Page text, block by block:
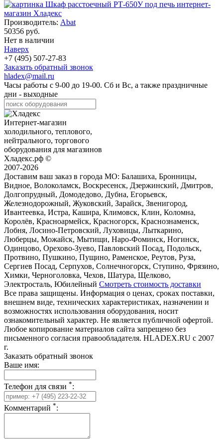
Производитель: Abat
50356 руб.
Нет в наличии
Наверх
+7 (495) 507-27-83
Заказать обратный звонок
hladex@mail.ru
Часы работы с 9-00 до 19-00. Сб и Вс, а также праздничные
дни - выходные
Интернет-магазин
холодильного, теплового,
нейтрального, торгового
оборудования для магазинов
Хладекс.рф ©
2007-2026
Доставим ваш заказ в города МО: Балашиха, Бронницы,
Видное, Волоколамск, Воскресенск, Дзержинский, Дмитров,
Долгопрудный, Домодедово, Дубна, Егорьевск,
Железнодорожный, Жуковский, Зарайск, Звенигород,
Ивантеевка, Истра, Кашира, Климовск, Клин, Коломна,
Королёв, Красноармейск, Красногорск, Краснознаменск,
Лобня, Лосино-Петровский, Луховицы, Лыткарино,
Люберцы, Можайск, Мытищи, Наро-Фоминск, Ногинск,
Одинцово, Орехово-Зуево, Павловский Посад, Подольск,
Протвино, Пушкино, Пущино, Раменское, Реутов, Руза,
Сергиев Посад, Серпухов, Солнечногорск, Ступино, Фрязино,
Химки, Черноголовка, Чехов, Шатура, Щелково,
Электросталь, Юбилейный Смотреть стоимость доставки
Все права защищены. Информация о ценах, сроках поставки,
внешнем виде, технических характеристиках, назначении и
возможностях использования оборудования, носит
ознакомительный характер. Не является публичной офертой.
Любое копирование материалов сайта запрещено без
письменного согласия правообладателя. HLADEX.RU c 2007
г.
Заказать обратный звонок
Ваше имя:
Телефон для связи *:
Комментарий *: